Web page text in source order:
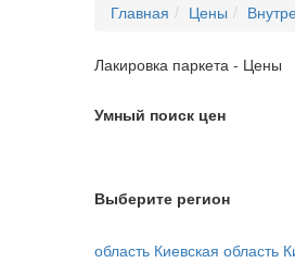
Главная
Цены
Лакировка паркета - Цены
Умный поиск цен
Выберите регион
область Киевская область